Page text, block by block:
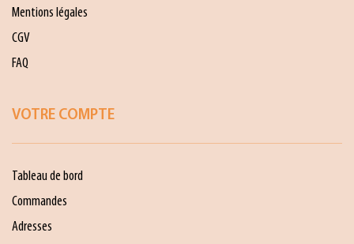
Mentions légales
CGV
FAQ
VOTRE COMPTE
Tableau de bord
Commandes
Adresses